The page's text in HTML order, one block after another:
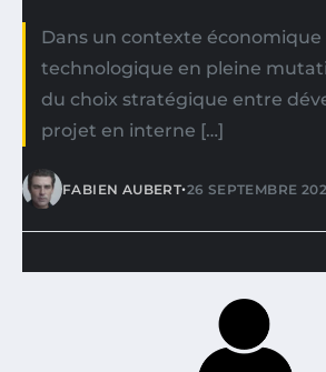
Dans un contexte économique
technologique en pleine
du choix stratégique entre
projet en interne […]
FABIEN AUBERT•26 SEPTEMBRE